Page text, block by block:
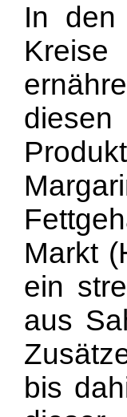
In den
Markt
ein
aus
bis